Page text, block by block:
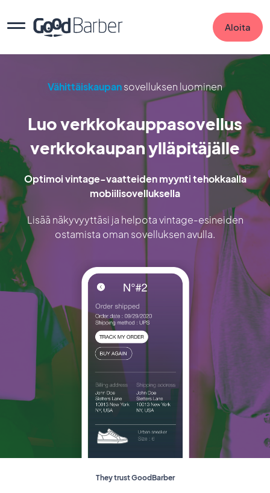
Aloita
Vähittäiskaupansovelluksen luominen
Luo verkkokauppasovellus
verkkokaupan ylläpitäjälle
Optimoi vintage-vaatteiden myynti tehokkaalla
mobiilisovelluksella
Lisää näkyvyyttäsi ja helpota vintage-esineiden
ostamista oman sovelluksen avulla.
They trust GoodBarber